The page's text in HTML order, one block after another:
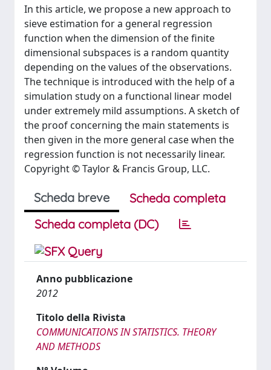
In this article, we propose a new approach to
sieve estimation for a general regression
function when the dimension of the finite
dimensional subspaces is a random quantity
depending on the values of the observations.
The technique is introduced with the help of a
simulation study on a functional linear model
under extremely mild assumptions. A sketch of
the proof concerning the main statements is
then given in the more general case when the
regression function is not necessarily linear.
Copyright © Taylor & Francis Group, LLC.
Scheda breve
Scheda completa
Scheda completa (DC)
Anno pubblicazione
2012
Titolo della Rivista
COMMUNICATIONS IN STATISTICS. THEORY
AND METHODS